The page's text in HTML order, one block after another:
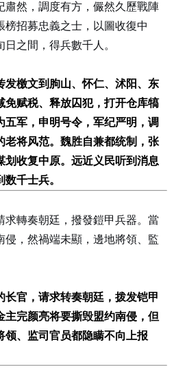
肅然，調度有方，儼然久歷戰陣
榜招募忠義之士，以圖收復中
之間，得兵數千人。
发檄文到朐山、怀仁、沭阳、东
免赋税、释放囚犯，打开仓库犒
军，申明号令，军纪严明，调
老将风范。魏胜自兼都统制，张
划收复中原。远近义民听到消息
千士兵。
求轉奏朝廷，撥發鎧甲兵器。當
侵，然禍端未顯，邊地將領、監
官，请求转奏朝廷，拨发铠甲
主完颜亮将要撕毁盟约南侵，但
领、监司官员都隐瞒不向上报